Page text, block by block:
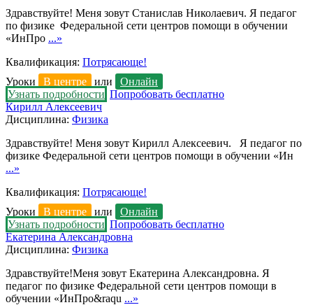
Здравствуйте! Меня зовут Станислав Николаевич. Я педагог
по физике Федеральной сети центров помощи в обучении
«ИнПро ...»
Квалификация: Потрясающе!
Уроки
В центре или
Онлайн
Узнать подробности Попробовать бесплатно
Кирилл Алексеевич
Дисциплина: Физика
Здравствуйте! Меня зовут Кирилл Алексеевич. Я педагог по
физике Федеральной сети центров помощи в обучении «Ин
...»
Квалификация: Потрясающе!
Уроки
В центре или
Онлайн
Узнать подробности Попробовать бесплатно
Екатерина Александровна
Дисциплина: Физика
Здравствуйте!Меня зовут Екатерина Александровна. Я
педагог по физике Федеральной сети центров помощи в
обучении «ИнПро&raqu ...»